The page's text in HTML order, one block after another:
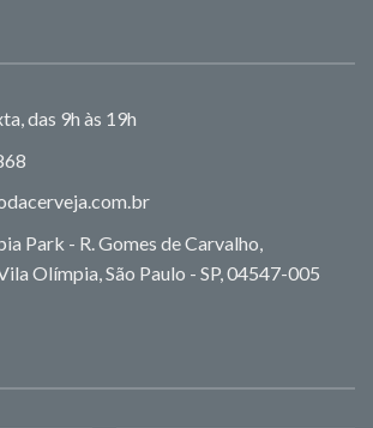
das 9h às 19h
Park - R. Gomes de Carvalho,
Olímpia, São Paulo - SP, 04547-005